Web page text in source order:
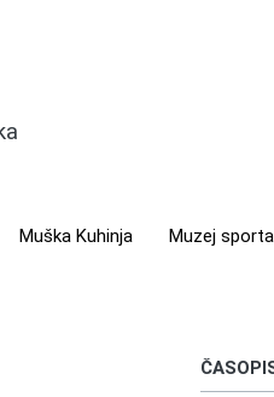
Muška Kuhinja Muzej sporta